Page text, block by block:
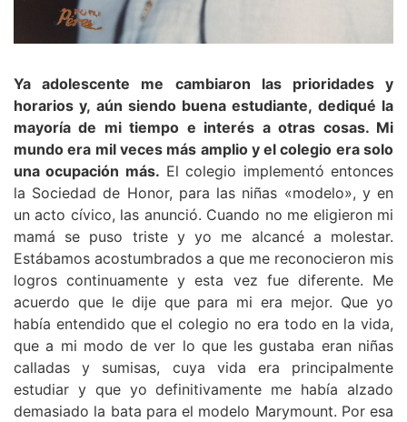
Ya adolescente me cambiaron las prioridades y
horarios y, aún siendo buena estudiante, dediqué la
mayoría de mi tiempo e interés a otras cosas. Mi
mundo era mil veces más amplio y el colegio era solo
una ocupación más. El colegio implementó entonces
la Sociedad de Honor, para las niñas «modelo», y en
un acto cívico, las anunció. Cuando no me eligieron mi
mamá se puso triste y yo me alcancé a molestar.
Estábamos acostumbrados a que me reconocieron mis
logros continuamente y esta vez fue diferente. Me
acuerdo que le dije que para mi era mejor. Que yo
había entendido que el colegio no era todo en la vida,
que a mi modo de ver lo que les gustaba eran niñas
calladas y sumisas, cuya vida era principalmente
estudiar y que yo definitivamente me había alzado
demasiado la bata para el modelo Marymount. Por esa